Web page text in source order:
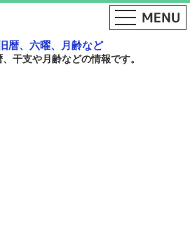
暦、六曜、月齢など
干支や月齢などの情報です。